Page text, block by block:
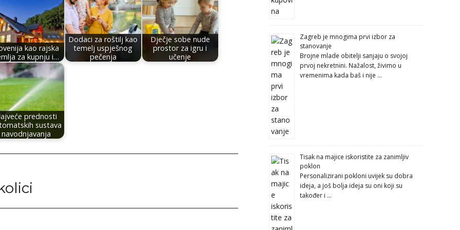
kao rajska
za kupnju i…
Dodaci za roštilj kao
temelj uspješnog
pečenja
Dječje sobe nude
prostor za igru i
učenje
prednosti
sustava
navodnjavanja
Zagreb je mnogima prvi izbor za
stanovanje
Brojne mlade obitelji sanjaju o svojoj
prvoj nekretnini. Nažalost, živimo u
vremenima kada baš i nije …
Tisak na majice iskoristite za zanimljiv
poklon
Personalizirani pokloni uvijek su dobra
ideja, a još bolja ideja su oni koji su
također i …